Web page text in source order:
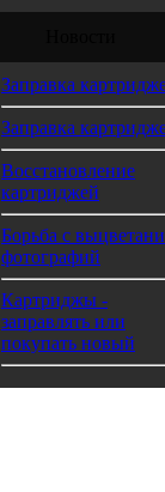
Заправка
Заправка
Восстановление
картриджей
Борьба с
фотографий
Картриджы -
заправлять или
покупать новый